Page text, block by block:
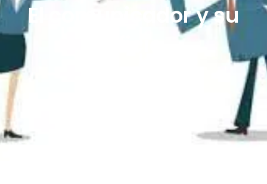
El comunicador y su